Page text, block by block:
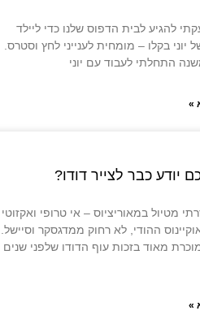
להגיע לבית הדפוס שלנו כדי ליילד
בקלו – מומחית לענייני לחץ וסטרס.
התחלתי לעבוד עם יוני
»
יודע כבר לצייר דודו?
מטיול במאוריציוס – אי טרופי ואקזוטי
ההודי, לא רחוק ממדגסקר וסיישל.
מאוד בזכות עוף הדודו שלפני שנים
»